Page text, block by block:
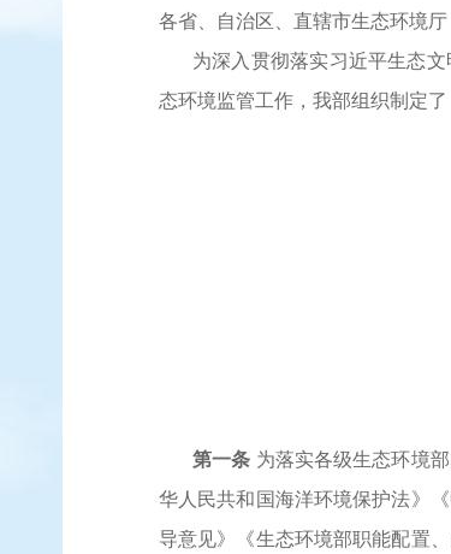
各省、自治区、直辖市生态环境
为深入贯彻落实习近平生态
态环境监管工作，我部组织制定
第一条 为落实各级生态环境
华人民共和国海洋环境保护法》
导意见》《生态环境部职能配置